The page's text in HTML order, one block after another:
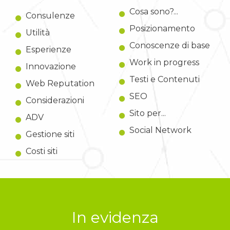
Consulenze
Utilità
Esperienze
Innovazione
Web Reputation
Considerazioni
ADV
Gestione siti
Costi siti
Cosa sono?...
Posizionamento
Conoscenze di base
Work in progress
Testi e Contenuti
SEO
Sito per...
Social Network
In evidenza